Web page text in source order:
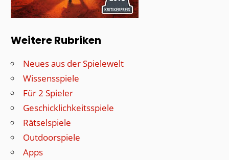
Weitere Rubriken
Neues aus der Spielewelt
Wissensspiele
Für 2 Spieler
Geschicklichkeitsspiele
Rätselspiele
Outdoorspiele
Apps